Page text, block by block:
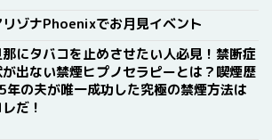
リゾナPhoenixでお月見イベント
那にタバコを止めさせたい人必見！禁断症
出ない禁煙ヒプノセラピーとは？喫煙歴
年の夫が唯一成功した究極の禁煙方法は
だ！